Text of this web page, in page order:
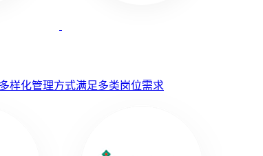
样化管理方式满足多类岗位需求